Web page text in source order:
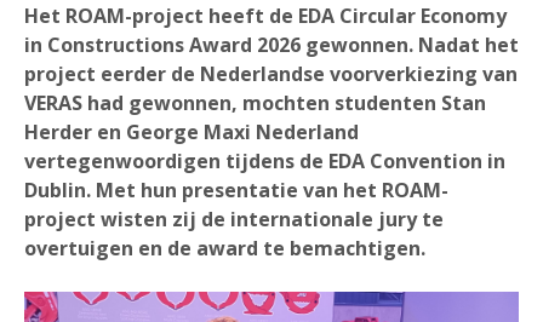
Het ROAM-project heeft de EDA Circular Economy
in Constructions Award 2026 gewonnen. Nadat het
project eerder de Nederlandse voorverkiezing van
VERAS had gewonnen, mochten studenten Stan
Herder en George Maxi Nederland
vertegenwoordigen tijdens de EDA Convention in
Dublin. Met hun presentatie van het ROAM-
project wisten zij de internationale jury te
overtuigen en de award te bemachtigen.